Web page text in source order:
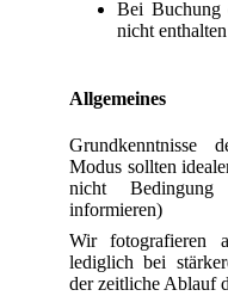
Bei Buchung
nicht enthalten
Allgemeines
Grundkenntnisse
Modus sollten
nicht
informieren)
Wir fotografieren
lediglich bei
der zeitliche Ablauf